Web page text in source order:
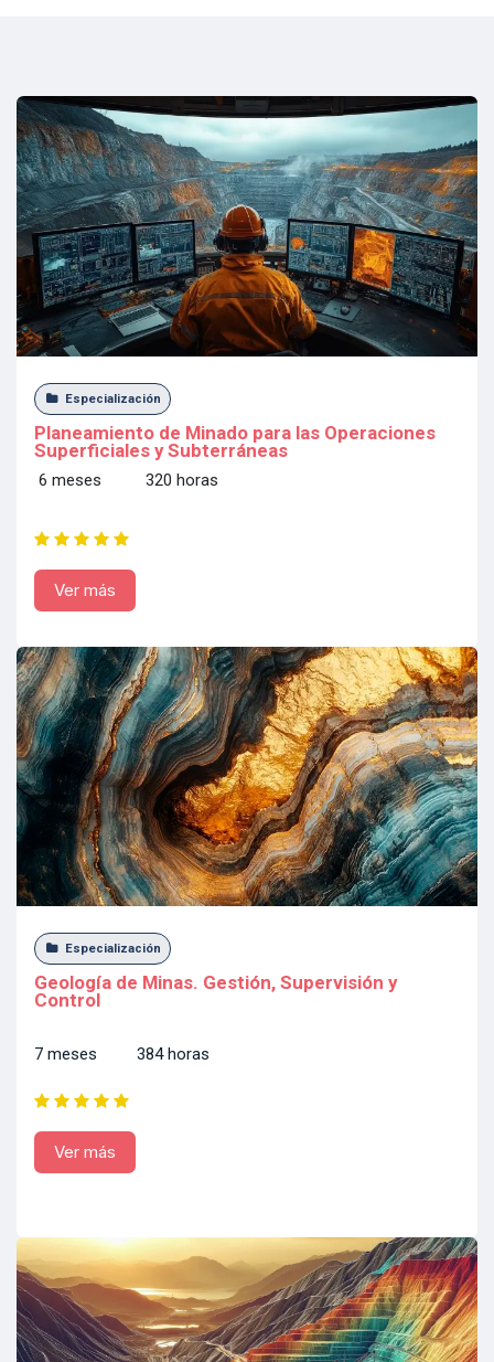
Especialización
Planeamiento de Minado para las Operaciones
Superficiales y Subterráneas
6 meses 320 horas
Ver más
Especialización
Geología de Minas. Gestión, Supervisión y
Control
7 meses 384 horas
Ver más